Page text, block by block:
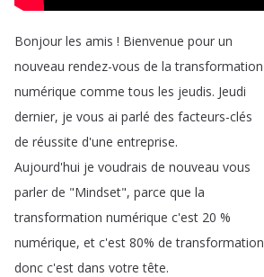
Bonjour les amis ! Bienvenue pour un
nouveau rendez-vous de la transformation
numérique comme tous les jeudis. Jeudi
dernier, je vous ai parlé des facteurs-clés
de réussite d'une entreprise.
Aujourd'hui je voudrais de nouveau vous
parler de "Mindset", parce que la
transformation numérique c'est 20 %
numérique, et c'est 80% de transformation
donc c'est dans votre tête.